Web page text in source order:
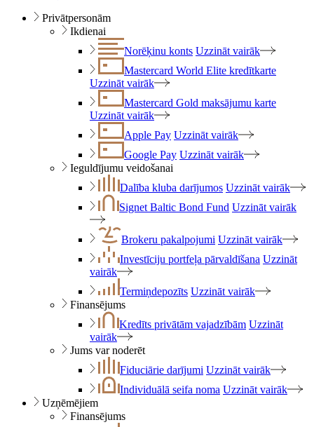
Privātpersonām
Ikdienai
Norēķinu konts Uzzināt vairāk
Mastercard World Elite kredītkarte
Uzzināt vairāk
Mastercard Gold maksājumu karte
Uzzināt vairāk
Apple Pay Uzzināt vairāk
Google Pay Uzzināt vairāk
Ieguldījumu veidošanai
Dalība kluba darījumos Uzzināt vairāk
Signet Baltic Bond Fund Uzzināt vairāk
Brokeru pakalpojumi Uzzināt vairāk
Investīciju portfeļa pārvaldīšana Uzzināt
vairāk
Termiņdepozīts Uzzināt vairāk
Finansējums
Kredīts privātām vajadzībām Uzzināt
vairāk
Jums var noderēt
Fiduciārie darījumi Uzzināt vairāk
Individuālā seifa noma Uzzināt vairāk
Uzņēmējiem
Finansējums